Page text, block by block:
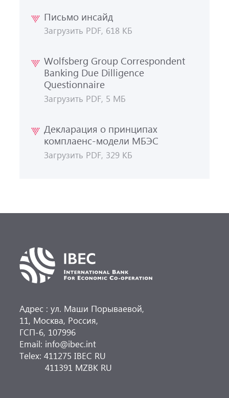
Письмо инсайд
Загрузить PDF, 618 КБ
Wolfsberg Group Correspondent
Banking Due Dilligence
Questionnaire
Загрузить PDF, 5 МБ
Декларация о принципах
комплаенс-модели МБЭС
Загрузить PDF, 329 КБ
Адрес : ул. Маши Порываевой,
11, Москва, Россия,
ГСП-6, 107996
Email: info@ibec.int
Telex: 411275 IBEC RU
411391 MZBK RU